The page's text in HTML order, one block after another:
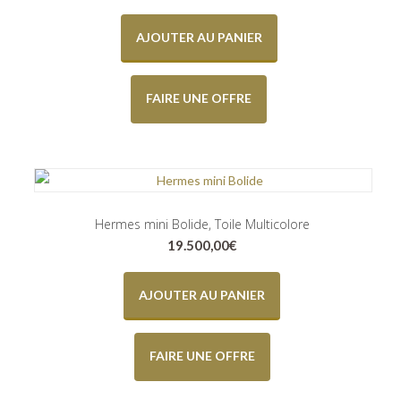
AJOUTER AU PANIER
FAIRE UNE OFFRE
Hermes mini Bolide, Toile Multicolore
19.500,00€
AJOUTER AU PANIER
FAIRE UNE OFFRE